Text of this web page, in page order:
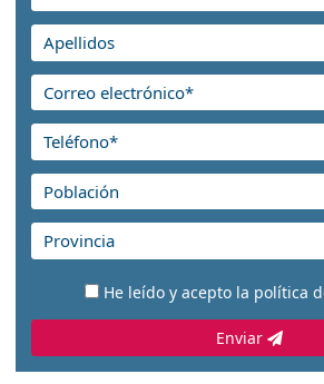
He leído y acepto la política
Enviar